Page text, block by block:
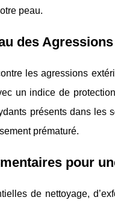
peau.
des
les agressions
un indice de
présents dans les
prématuré.
pour
de nettoyage,